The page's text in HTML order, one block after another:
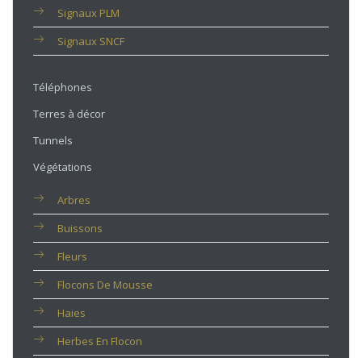
Signaux PLM
Signaux SNCF
Téléphones
Terres à décor
Tunnels
Végétations
Arbres
Buissons
Fleurs
Flocons De Mousse
Haies
Herbes En Flocon